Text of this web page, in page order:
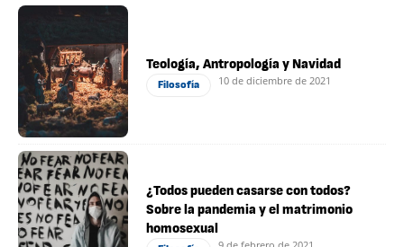
Teología, Antropología y Navidad
Filosofía 10 de diciembre de 2021
¿Todos pueden casarse con todos?
Sobre la pandemia y el matrimonio
homosexual